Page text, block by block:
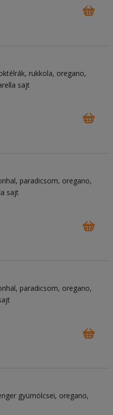
rukkola oregano
sajt
paradicsom oregano
sajt
paradicsom oregano
gyümölcsei oregano